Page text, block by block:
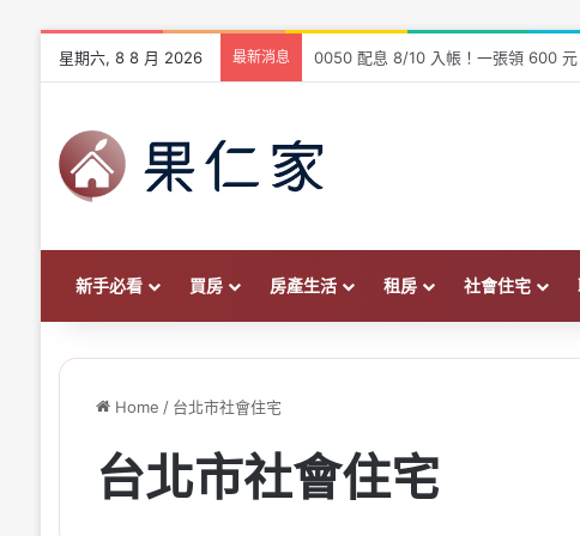
星期六, 8 8 月 2026 最新消息 爸爸幫出頭期款要繳贈與稅嗎？2026
新手必看 買房 房產生活 租房 社會住宅
Home / 台北市社會住宅
台北市社會住宅